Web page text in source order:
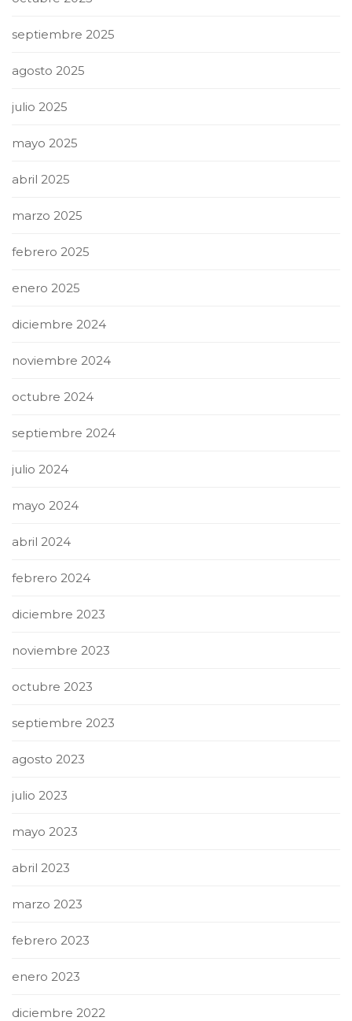
septiembre 2025
agosto 2025
julio 2025
mayo 2025
abril 2025
marzo 2025
febrero 2025
enero 2025
diciembre 2024
noviembre 2024
octubre 2024
septiembre 2024
julio 2024
mayo 2024
abril 2024
febrero 2024
diciembre 2023
noviembre 2023
octubre 2023
septiembre 2023
agosto 2023
julio 2023
mayo 2023
abril 2023
marzo 2023
febrero 2023
enero 2023
diciembre 2022